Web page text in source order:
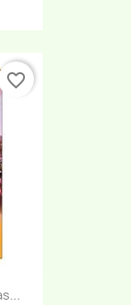
favorite_border